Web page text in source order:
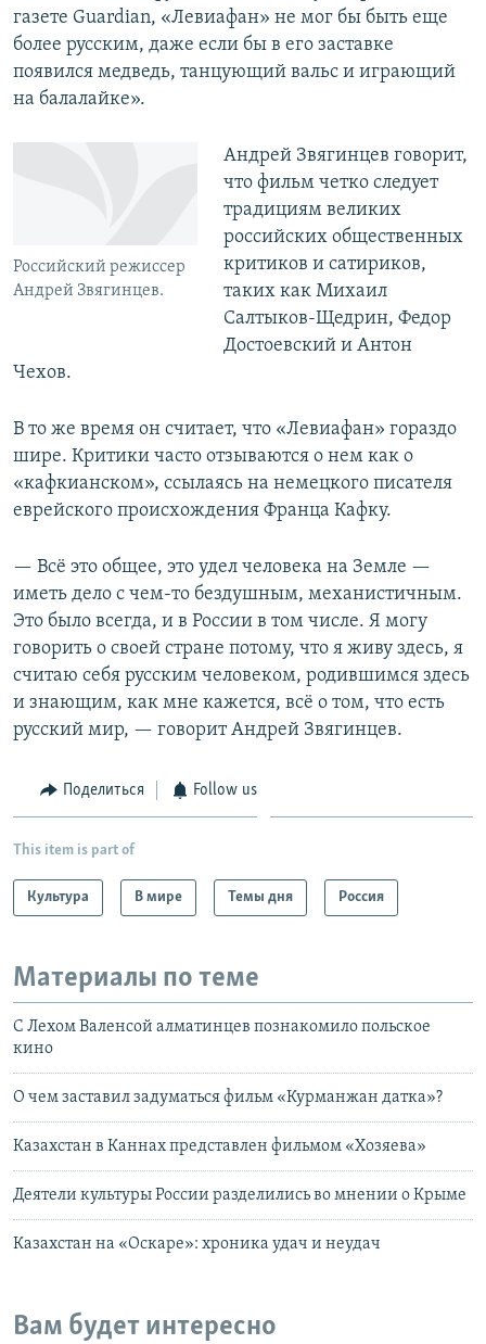
газете Guardian, «Левиафан» не мог бы быть еще
более русским, даже если бы в его заставке
появился медведь, танцующий вальс и играющий
на балалайке».
Российский режиссер
Андрей Звягинцев.
Андрей Звягинцев говорит,
что фильм четко следует
традициям великих
российских общественных
критиков и сатириков,
таких как Михаил
Салтыков-Щедрин, Федор
Достоевский и Антон
Чехов.
В то же время он считает, что «Левиафан» гораздо
шире. Критики часто отзываются о нем как о
«кафкианском», ссылаясь на немецкого писателя
еврейского происхождения Франца Кафку.
— Всё это общее, это удел человека на Земле —
иметь дело с чем-то бездушным, механистичным.
Это было всегда, и в России в том числе. Я могу
говорить о своей стране потому, что я живу здесь, я
считаю себя русским человеком, родившимся здесь
и знающим, как мне кажется, всё о том, что есть
русский мир, — говорит Андрей Звягинцев.
Поделиться Follow us
This item is part of
Культура В мире Темы дня Россия
Материалы по теме
С Лехом Валенсой алматинцев познакомило польское
кино
О чем заставил задуматься фильм «Курманжан датка»?
Казахстан в Каннах представлен фильмом «Хозяева»
Деятели культуры России разделились во мнении о Крыме
Казахстан на «Оскаре»: хроника удач и неудач
Вам будет интересно